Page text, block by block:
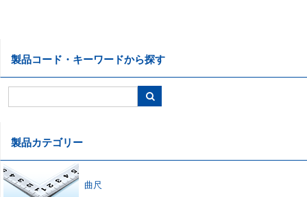
製品コード・キーワードから探す
製品カテゴリー
曲尺